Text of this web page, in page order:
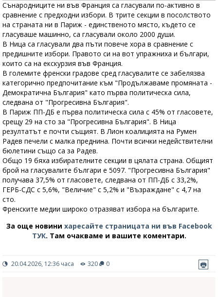
Сънародниците ни във Франция са гласували по-активно в
сравнение с предходни избори. В трите секции в посолството
на страната ни в Париж - единственото място, където се
гласуваше машинно, са гласували около 2000 души.
В Ница са гласували два пъти повече хора в сравнение с
предишните избори. Правото си на вот упражниха и българи,
които са на екскурзия във Франция.
В големите френски градове сред гласувалите се забелязва
категорично предпочитание към "Продължаваме промяната -
Демократична България" като първа политическа сила,
следвана от "Прогресивна България".
В Париж ПП-ДБ е първа политическа сила с 45% от гласовете,
срещу 29 на сто за "Прогресивна България". В Ница
резултатът е почти същият. В Лион коалицията на Румен
Радев печели с малка преднина. Почти всички недействителни
бюлетини също са за Радев.
Общо 19 бяха избирателните секции в цялата страна. Общият
брой на гласувалите българи е 5097. "Прогресивна България"
получава 37,5% от гласовете, следвана от ПП-ДБ с 33,2%,
ГЕРБ-СДС с 5,6%, "Величие" с 5,2% и "Възраждане" с 4,7 на
сто.
Френските медии широко отразяват избора на българите.
За още новини харесайте страницата ни във Facebook
ТУК. Там очакваме и вашите коментари.
20.04.2026, 12:36 часа 320 0